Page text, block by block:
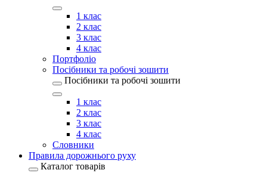
1 клас
2 клас
3 клас
4 клас
Портфоліо
Посібники та робочі зошити
Посібники та робочі зошити
1 клас
2 клас
3 клас
4 клас
Словники
Правила дорожнього руху
Каталог товарів